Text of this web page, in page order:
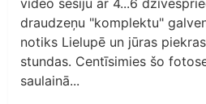
video sesiju ar 4...6
draudzeņu "komplektu"
notiks Lielupē un jūras
stundas. Centīsimies šo
saulainā...